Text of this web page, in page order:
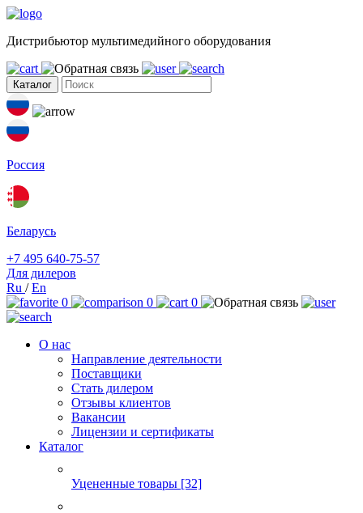
Дистрибьютор мультимедийного оборудования
Каталог
Россия
Беларусь
+7 495 640-75-57
Для дилеров
Ru /En
0
0 0
О нас
Направление деятельности
Поставщики
Стать дилером
Отзывы клиентов
Вакансии
Лицензии и сертификаты
Каталог
Уцененные товары [32]